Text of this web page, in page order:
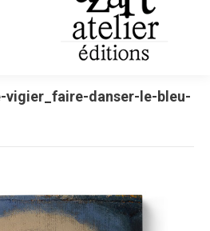
vigier_faire-danser-le-bleu-